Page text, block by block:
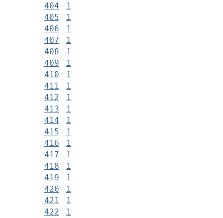
404
1
405
1
406
1
407
1
408
1
409
1
410
1
411
1
412
1
413
1
414
1
415
1
416
1
417
1
418
1
419
1
420
1
421
1
422
1